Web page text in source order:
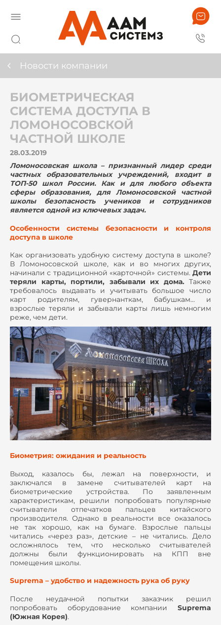
Новости компании
БИОМЕТРИЧЕСКАЯ
СИСТЕМА ДОСТУПА В
ЛОМОНОСОВСКОЙ
ЧАСТНОЙ ШКОЛЕ
28.03.2019
Ломоносовская школа – признанный лидер среди
частных образовательных учреждений, входит в
ТОП-50 школ России. Как и для любого объекта
сферы образования, для Ломоносовской частной
школы безопасность учеников и сотрудников
является одной из ключевых задач.
Особенности системы безопасности и контроля
доступа в школе
Как организовать удобную систему доступа в школе?
В Ломоносовской школе, как и во многих других,
начинали с традиционной «карточной» системы. Дети
теряли карты, портили, забывали их дома. Также
требовалось выдавать и учитывать большое число
карт родителям, гувернанткам, бабушкам... и
взрослые теряли и забывали карты лишь немногим
реже, чем дети.
Биометрия: ожидания и реальность
Выход, казалось бы, лежал на поверхности, и
заключался в замене считывателей карт на
биометрические устройства. По заявленным
характеристикам, решили попробовать популярные
считыватели отпечатков пальцев китайского
производителя. Однако в реальности все оказалось
не так хорошо, как на бумаге. Взрослые пальцы
читались «через раз», детские – не читались. Дело
осложнялось тем, что несколько считывателей
должны были функционировать на КПП вне
помещения школы.
Suprema – удобство и надежность рука об руку
После неудачной попытки заказчик решил
попробовать оборудование компании Suprema
(Южная Корея).